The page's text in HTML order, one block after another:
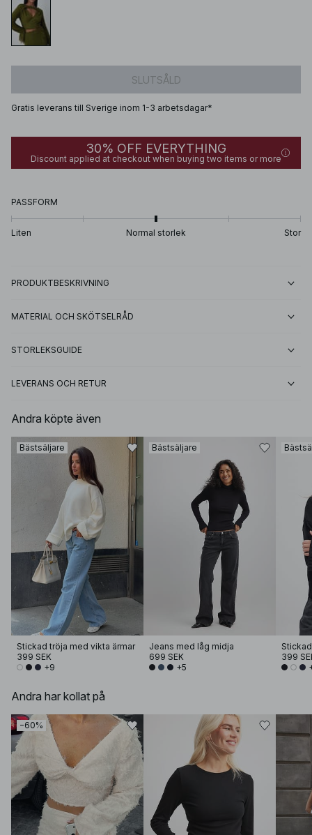
SLUTSÅLD
Gratis leverans till Sverige inom 1-3 arbetsdagar*
30% OFF EVERYTHING
Discount applied at checkout when buying two items or more
PASSFORM
Liten Normal storlek Stor
PRODUKTBESKRIVNING
MATERIAL OCH SKÖTSELRÅD
STORLEKSGUIDE
LEVERANS OCH RETUR
Andra köpte även
Bästsäljare
Stickad tröja med vikta ärmar
399 SEK
+9
Bästsäljare
Jeans med låg midja
699 SEK
+5
399
Andra har kollat på
−60%